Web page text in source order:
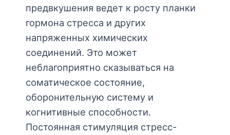
предвкушения ведет к росту планки
гормона стресса и других
напряженных химических
соединений. Это может
неблагоприятно сказываться на
соматическое состояние,
оборонительную систему и
когнитивные способности.
Постоянная стимуляция стресс-